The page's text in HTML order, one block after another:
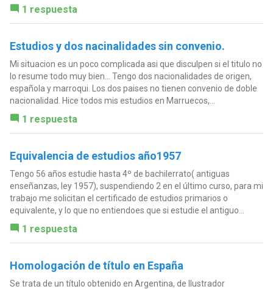
1 respuesta
Estudios y dos nacinalidades sin convenio.
Mi situacion es un poco complicada asi que disculpen si el titulo no
lo resume todo muy bien... Tengo dos nacionalidades de origen,
española y marroqui. Los dos paises no tienen convenio de doble
nacionalidad. Hice todos mis estudios en Marruecos,...
1 respuesta
Equivalencia de estudios año1957
Tengo 56 años estudie hasta 4º de bachilerrato( antiguas
enseñanzas, ley 1957), suspendiendo 2 en el último curso, para mi
trabajo me solicitan el certificado de estudios primarios o
equivalente, y lo que no entiendoes que si estudie el antiguo...
1 respuesta
Homologación de título en España
Se trata de un título obtenido en Argentina, de Ilustrador